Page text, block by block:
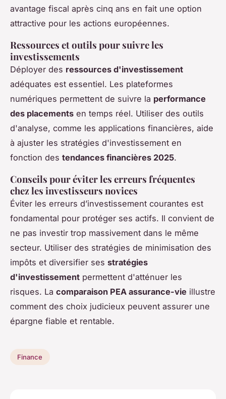
avantage fiscal après cinq ans en fait une option
attractive pour les actions européennes.
Ressources et outils pour suivre les
investissements
Déployer des ressources d'investissement
adéquates est essentiel. Les plateformes
numériques permettent de suivre la performance
des placements en temps réel. Utiliser des outils
d'analyse, comme les applications financières, aide
à ajuster les stratégies d'investissement en
fonction des tendances financières 2025.
Conseils pour éviter les erreurs fréquentes
chez les investisseurs novices
Éviter les erreurs d’investissement courantes est
fondamental pour protéger ses actifs. Il convient de
ne pas investir trop massivement dans le même
secteur. Utiliser des stratégies de minimisation des
impôts et diversifier ses stratégies
d'investissement permettent d'atténuer les
risques. La comparaison PEA assurance-vie illustre
comment des choix judicieux peuvent assurer une
épargne fiable et rentable.
Finance